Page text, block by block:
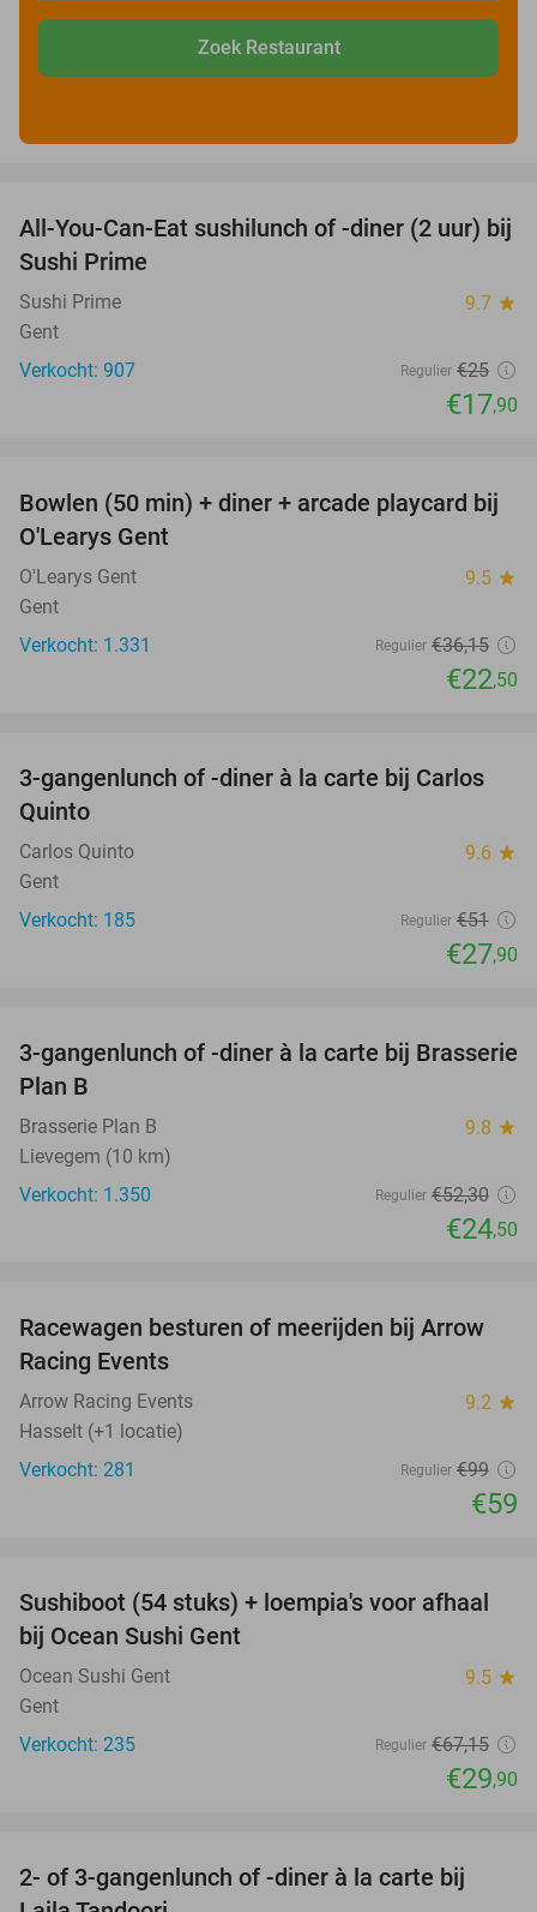
Zoek Restaurant
28%
All-You-Can-Eat sushilunch of -diner (2 uur) bij
Sushi Prime
Sushi Prime 9.7 star
Gent
Verkocht: 907
Regulier €25
€17,90
38%
Bowlen (50 min) + diner + arcade playcard bij
O'Learys Gent
O'Learys Gent 9.5 star
Gent
Verkocht: 1.331
Regulier €36,15
€22,50
45%
3-gangenlunch of -diner à la carte bij Carlos
Quinto
Carlos Quinto 9.6 star
Gent
Verkocht: 185
Regulier €51
€27,90
53%
SOLD
OUT
3-gangenlunch of -diner à la carte bij Brasserie
Plan B
Brasserie Plan B 9.8 star
Lievegem (10 km)
Verkocht: 1.350
Regulier €52,30
€24,50
40%
Racewagen besturen of meerijden bij Arrow
Racing Events
Arrow Racing Events 9.2 star
Hasselt (+1 locatie)
Verkocht: 281
Regulier €99
€59
55%
Sushiboot (54 stuks) + loempia's voor afhaal
bij Ocean Sushi Gent
Ocean Sushi Gent 9.5 star
Gent
Verkocht: 235
Regulier €67,15
€29,90
45%
2- of 3-gangenlunch of -diner à la carte bij